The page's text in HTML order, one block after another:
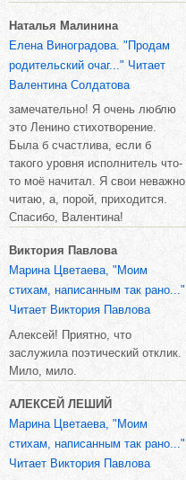
Наталья Малинина
Елена Виноградова. "Продам
родительский очаг..." Читает
Валентина Солдатова
замечательно! Я очень люблю
это Ленино стихотворение.
Была б счастлива, если б
такого уровня исполнитель что-
то моё начитал. Я свои неважно
читаю, а, порой, приходится.
Спасибо, Валентина!
Виктория Павлова
Марина Цветаева, "Моим
стихам, написанным так рано..."
Читает Виктория Павлова
Алексей! Приятно, что
заслужила поэтический отклик.
Мило, мило.
АЛЕКСЕЙ ЛЕШИЙ
Марина Цветаева, "Моим
стихам, написанным так рано..."
Читает Виктория Павлова